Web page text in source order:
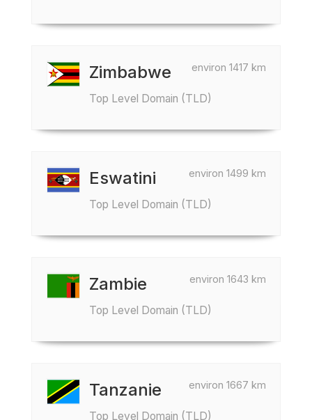
environ 1417 km
Zimbabwe
Top Level Domain (TLD)
environ 1499 km
Eswatini
Top Level Domain (TLD)
environ 1643 km
Zambie
Top Level Domain (TLD)
environ 1667 km
Tanzanie
Top Level Domain (TLD)